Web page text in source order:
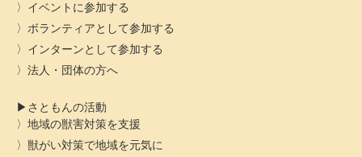
イベントに参加する
ボランティアとして参加する
インターンとして参加する
法人・団体の方へ
さともんの活動
地域の獣害対策を支援
獣がい対策で地域を元気に